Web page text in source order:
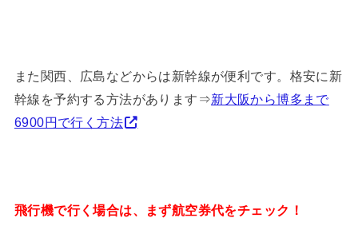
また関西、広島などからは新幹線が便利です。格安に新
幹線を予約する方法があります⇒新大阪から博多まで
6900円で行く方法
飛行機で行く場合は、まず航空券代をチェック！